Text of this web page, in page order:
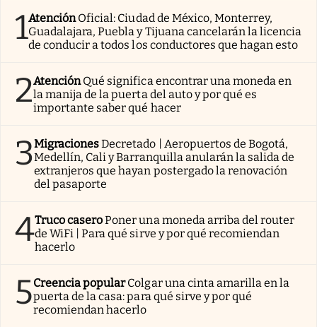
1AtenciónOficial: Ciudad de México, Monterrey,
Guadalajara, Puebla y Tijuana cancelarán la licencia
de conducir a todos los conductores que hagan esto
2AtenciónQué significa encontrar una moneda en
la manija de la puerta del auto y por qué es
importante saber qué hacer
3MigracionesDecretado | Aeropuertos de Bogotá,
Medellín, Cali y Barranquilla anularán la salida de
extranjeros que hayan postergado la renovación
del pasaporte
4Truco caseroPoner una moneda arriba del router
de WiFi | Para qué sirve y por qué recomiendan
hacerlo
5Creencia popularColgar una cinta amarilla en la
puerta de la casa: para qué sirve y por qué
recomiendan hacerlo